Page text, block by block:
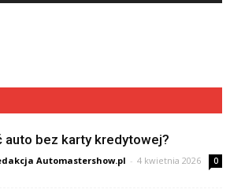
auto bez karty kredytowej?
Automastershow.pl - 4 kwietnia 2026 0